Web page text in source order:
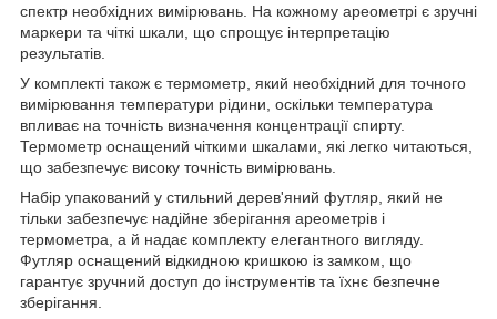
спектр необхідних вимірювань. На кожному ареометрі є зручні
маркери та чіткі шкали, що спрощує інтерпретацію
результатів.
У комплекті також є термометр, який необхідний для точного
вимірювання температури рідини, оскільки температура
впливає на точність визначення концентрації спирту.
Термометр оснащений чіткими шкалами, які легко читаються,
що забезпечує високу точність вимірювань.
Набір упакований у стильний дерев'яний футляр, який не
тільки забезпечує надійне зберігання ареометрів і
термометра, а й надає комплекту елегантного вигляду.
Футляр оснащений відкидною кришкою із замком, що
гарантує зручний доступ до інструментів та їхнє безпечне
зберігання.